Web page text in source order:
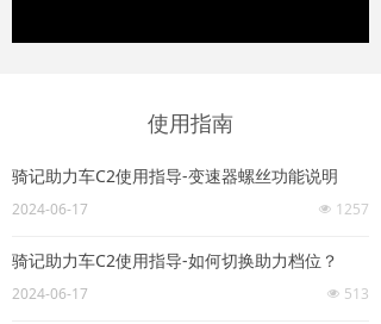
使用指南
骑记助力车C2使用指导-变速器螺丝功能说明
넶 1257
2024-06-17
骑记助力车C2使用指导-如何切换助力档位？
넶 513
2024-06-17